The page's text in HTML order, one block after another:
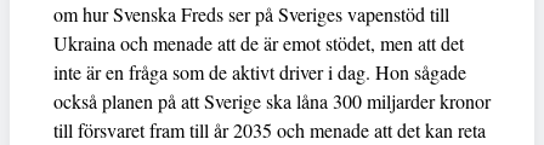
om hur Svenska Freds ser på Sveriges vapenstöd till
Ukraina och menade att de är emot stödet, men att det
inte är en fråga som de aktivt driver i dag. Hon sågade
också planen på att Sverige ska låna 300 miljarder kronor
till försvaret fram till år 2035 och menade att det kan reta